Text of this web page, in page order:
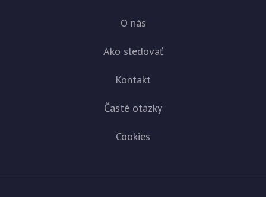
O nás
Ako sledovať
Kontakt
Časté otázky
Cookies